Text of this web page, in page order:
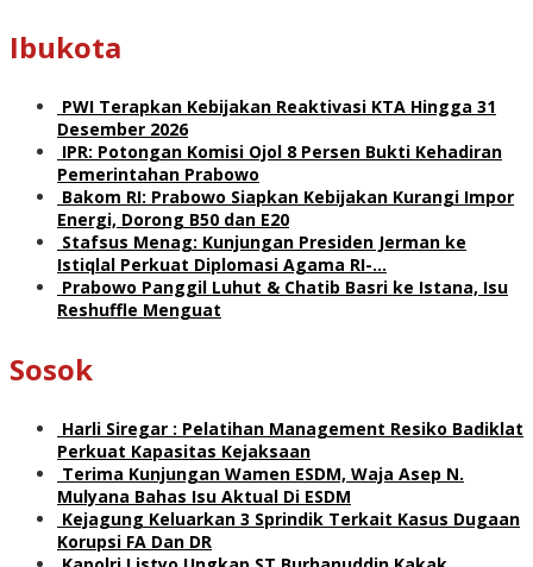
Ibukota
PWI Terapkan Kebijakan Reaktivasi KTA Hingga 31
Desember 2026
IPR: Potongan Komisi Ojol 8 Persen Bukti Kehadiran
Pemerintahan Prabowo
Bakom RI: Prabowo Siapkan Kebijakan Kurangi Impor
Energi, Dorong B50 dan E20
Stafsus Menag: Kunjungan Presiden Jerman ke
Istiqlal Perkuat Diplomasi Agama RI-…
Prabowo Panggil Luhut & Chatib Basri ke Istana, Isu
Reshuffle Menguat
Sosok
Harli Siregar : Pelatihan Management Resiko Badiklat
Perkuat Kapasitas Kejaksaan
Terima Kunjungan Wamen ESDM, Waja Asep N.
Mulyana Bahas Isu Aktual Di ESDM
Kejagung Keluarkan 3 Sprindik Terkait Kasus Dugaan
Korupsi FA Dan DR